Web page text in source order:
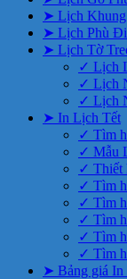
➤ Lịch Khung
➤ Lịch Phù
➤ Lịch Tờ
✓ Lịch
✓ Lịch
✓ Lịch
➤ In Lịch Tết
✓ Tìm
✓ Mẫu
✓ Thiết
✓ Tìm
✓ Tìm
✓ Tìm
✓ Tìm
✓ Tìm
➤ Bảng giá In